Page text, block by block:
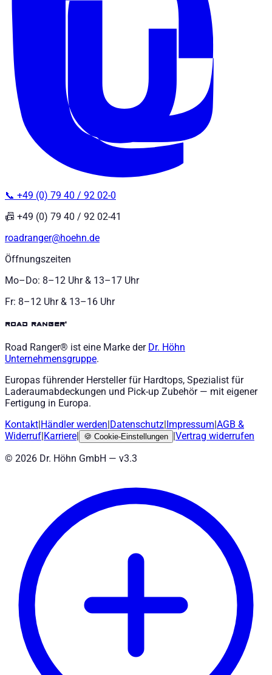
📞 +49 (0) 79 40 / 92 02-0
📠 +49 (0) 79 40 / 92 02-41
roadranger@hoehn.de
Öffnungszeiten
Mo–Do: 8–12 Uhr & 13–17 Uhr
Fr: 8–12 Uhr & 13–16 Uhr
road ranger®
Road Ranger® ist eine Marke der Dr. Höhn
Unternehmensgruppe.
Europas führender Hersteller für Hardtops, Spezialist für
Laderaumabdeckungen und Pick-up Zubehör — mit eigener
Fertigung in Europa.
Kontakt Händler werden Datenschutz Impressum AGB &
Widerruf Karriere 🍪 Cookie-Einstellungen
Vertrag widerrufen
© 2026 Dr. Höhn GmbH — v3.3